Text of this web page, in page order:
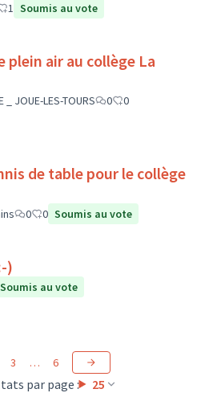
1 Soumis au vote
plein air au collège La
_ JOUE-LES-TOURS 0
0
de table pour le collège
0 0 Soumis au vote
:-)
Soumis au vote
par page : 25
3 … 6